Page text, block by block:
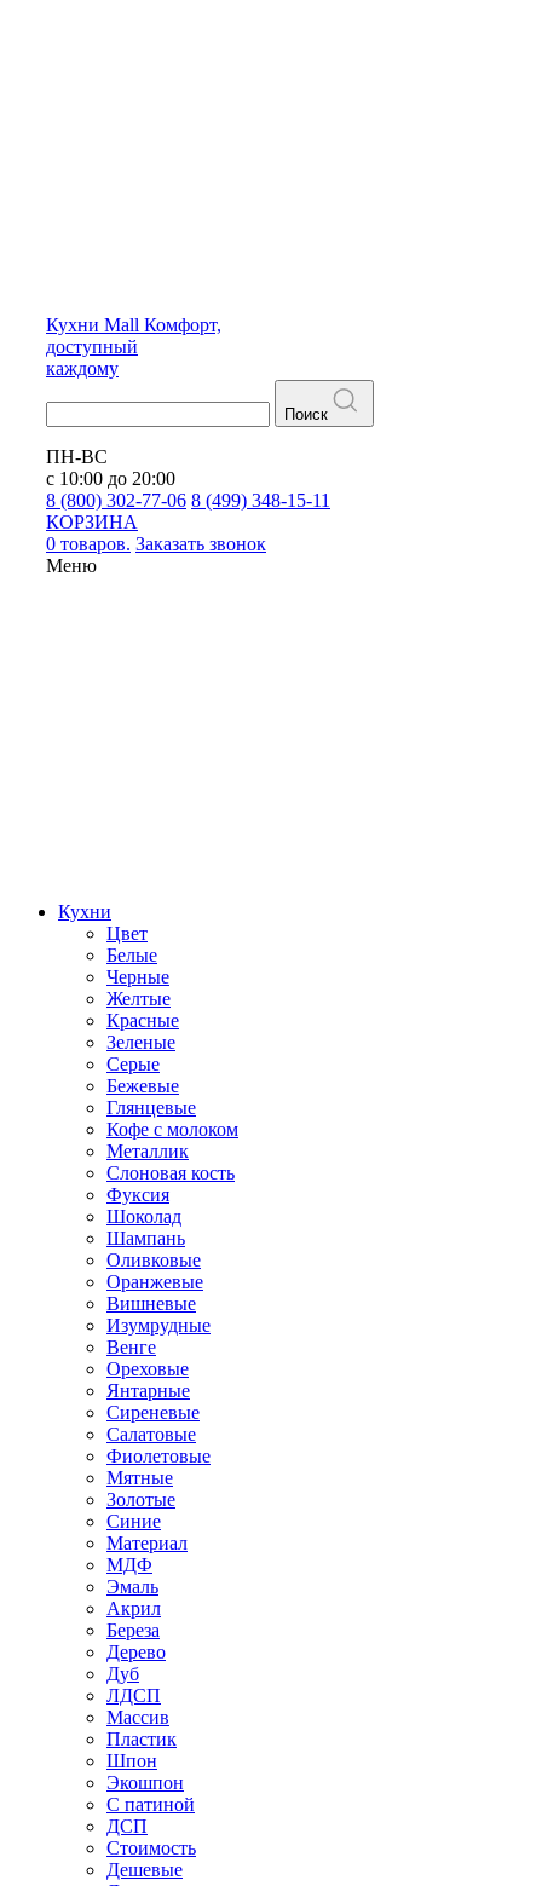
Кухни Mall Комфорт,
доступный
каждому
Поиск
ПН-ВС
с 10:00 до 20:00
8 (800) 302-77-06 8 (499) 348-15-11
КОРЗИНА
0 товаров. Заказать звонок
Меню
Кухни
Цвет
Белые
Черные
Желтые
Красные
Зеленые
Серые
Бежевые
Глянцевые
Кофе с молоком
Металлик
Слоновая кость
Фуксия
Шоколад
Шампань
Оливковые
Оранжевые
Вишневые
Изумрудные
Венге
Ореховые
Янтарные
Сиреневые
Салатовые
Фиолетовые
Мятные
Золотые
Синие
Материал
МДФ
Эмаль
Акрил
Береза
Дерево
Дуб
ЛДСП
Массив
Пластик
Шпон
Экошпон
С патиной
ДСП
Стоимость
Дешевые